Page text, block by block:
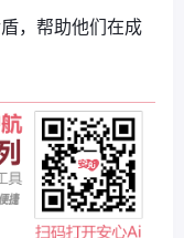
，帮助他们在成